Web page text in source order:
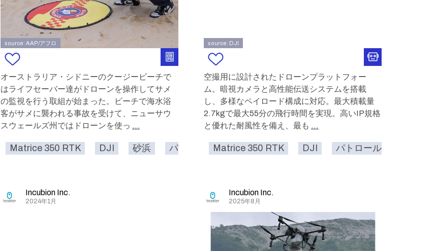
source: AAP/アフロ
オーストラリア・シドニーのクージービーチで
はライフセーバー達がドローンを操作してサメ
の監視を行う取組が始まった。ビーチで海水浴
客がサメに襲われる事故を受けて、ニューサウ
スウェールズ州ではドローンを使っ ...
Matrice 350 RTK DJI 砂浜 パトロール みまもる ドローン
source: DJI
空撮用に設計されたドローンプラットフォー
ム。暗視カメラと高性能伝送システムを搭載
し、多様なペイロード構成に対応。最大積載量
2.7kgで最大55分の飛行時間を実現。高いIP規格
と優れた耐風性を備え、最も ...
Matrice 350 RTK DJI パトロール
Incubion Inc.
2024年1月
Incubion Inc.
2025年8月